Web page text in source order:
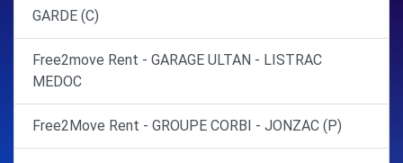
GARDE (C)
Free2move Rent - GARAGE ULTAN - LISTRAC
MEDOC
Free2Move Rent - GROUPE CORBI - JONZAC (P)